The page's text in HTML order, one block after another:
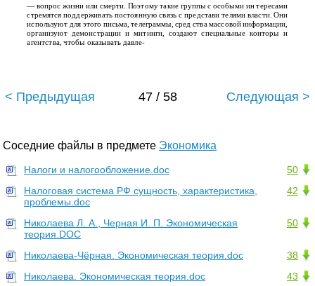
— вопрос жизни или смерти. Поэтому такие группы с особыми ин­ тересами
стремятся поддерживать постоянную связь с представи­ телями власти. Они
используют для этого письма, телеграммы, сред­ ства массовой информации,
организуют демонстрации и митинги, создают специальные конторы и
агентства, чтобы оказывать давле-
< Предыдущая 47 / 58 Следующая >
Соседние файлы в предмете Экономика
50
Налоги и налогообложение.doc
42
Налоговая система РФ сущность, характеристика,
проблемы.doc
50
Николаева Л. А., Черная И. П. Экономическая
теория.DOC
38
Николаева-Чёрная. Экономическая теория.doc
43
Николаева. Экономическая теория.doc